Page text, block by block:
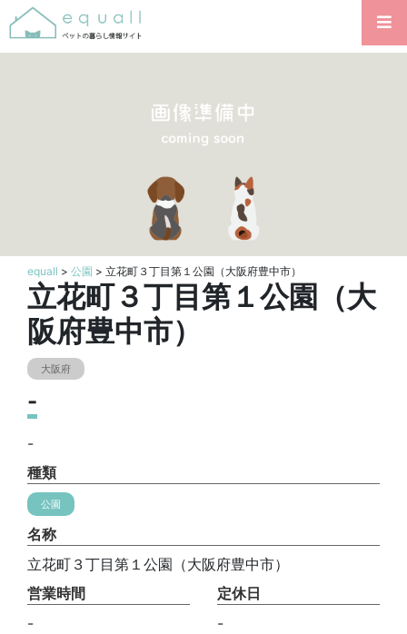
equall > 公園 > 立花町３丁目第１公園（大阪府豊中市）
立花町３丁目第１公園（大
阪府豊中市）
大阪府
-
-
種類
公園
名称
立花町３丁目第１公園（大阪府豊中市）
営業時間
-
定休日
-